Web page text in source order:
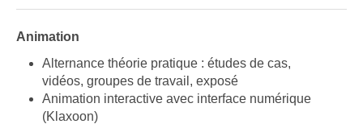
Animation
Alternance théorie pratique : études de cas,
vidéos, groupes de travail, exposé
Animation interactive avec interface numérique
(Klaxoon)